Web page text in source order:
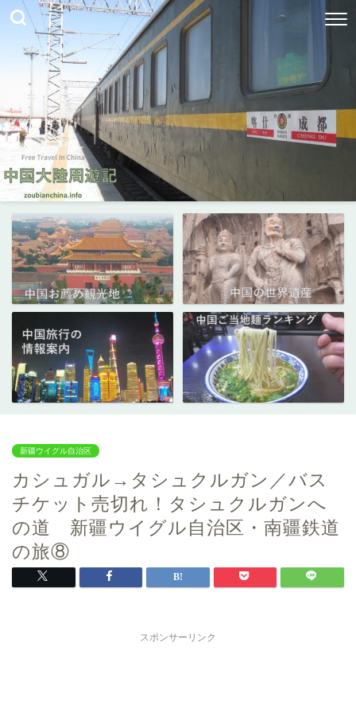
新疆ウイグル自治区
カシュガル→タシュクルガン／バス
チケット売切れ！タシュクルガンへ
の道 新疆ウイグル自治区・南疆鉄道
の旅⑧
スポンサーリンク